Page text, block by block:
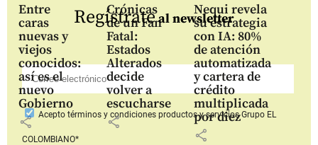
Entre
caras
nuevas y
viejos
conocidos:
así es el
nuevo
Gobierno
share
Crónicas
de un Fan
Fatal:
Estados
Alterados
decide
volver a
escucharse
share
Nequi revela
su estrategia
con IA: 80%
de atención
automatizada
y cartera de
crédito
multiplicada
por diez
share
Regístrateal newsletter
Aceptotérminos y condiciones productos y serviciosGrupo EL
COLOMBIANO*